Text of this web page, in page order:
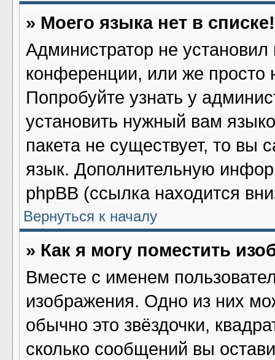
» Моего языка нет в списке!
Администратор не
конференции, или же просто
Попробуйте узнать у
установить нужный вам
пакета не существует, то вы
язык. Дополнительную
phpBB (ссылка находится
Вернуться к началу
» Как я могу поместить
Вместе с именем
изображения. Одно из них
обычно это звёздочки,
сколько сообщений вы